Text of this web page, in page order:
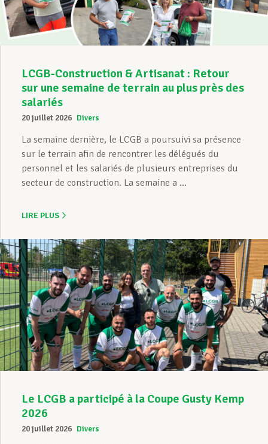
LCGB-Construction & Artisanat : Retour
sur une semaine de terrain au plus près des
salariés
20 juillet 2026 Divers
La semaine dernière, le LCGB a poursuivi sa présence
sur le terrain afin de rencontrer les délégués du
personnel et les salariés de plusieurs entreprises du
secteur de construction. La semaine a ...
LIRE PLUS
Le LCGB a participé à la Coupe Gusty Kemp
2026
20 juillet 2026 Divers